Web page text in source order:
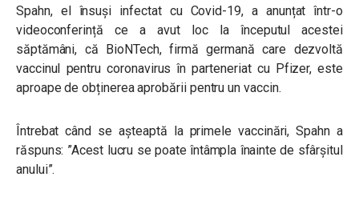
Spahn, el însuși infectat cu Covid-19, a anunțat într-o
videoconferință ce a avut loc la începutul acestei
săptămâni, că BioNTech, firmă germană care dezvoltă
vaccinul pentru coronavirus în parteneriat cu Pfizer, este
aproape de obținerea aprobării pentru un vaccin.
Întrebat când se așteaptă la primele vaccinări, Spahn a
răspuns: ”Acest lucru se poate întâmpla înainte de sfârșitul
anului”.